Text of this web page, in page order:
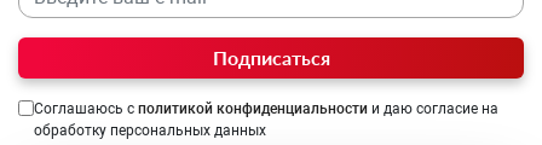
Подписаться
Соглашаюсь с политикой конфиденциальности и даю согласие на
обработку персональных данных